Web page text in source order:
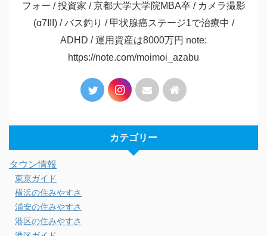
フォー / 投資家 / 京都大学大学院MBA卒 / カメラ撮影
(α7III) / バス釣り / 甲状腺癌ステージ1で治療中 /
ADHD / 運用資産は8000万円 note:
https://note.com/moimoi_azabu
カテゴリー
タウン情報
東京ガイド
横浜の住みやすさ
浦安の住みやすさ
港区の住みやすさ